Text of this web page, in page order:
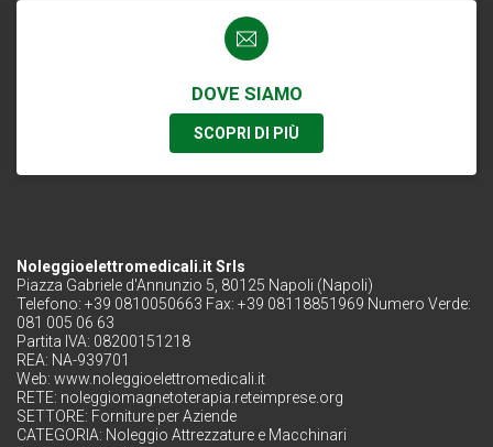
DOVE SIAMO
SCOPRI DI PIÙ
Noleggioelettromedicali.it Srls
Piazza Gabriele d'Annunzio 5, 80125 Napoli (Napoli)
Telefono: +39 0810050663 Fax: +39 08118851969 Numero Verde:
081 005 06 63
Partita IVA: 08200151218
REA: NA-939701
Web: www.noleggioelettromedicali.it
RETE: noleggiomagnetoterapia.reteimprese.org
SETTORE: Forniture per Aziende
CATEGORIA: Noleggio Attrezzature e Macchinari